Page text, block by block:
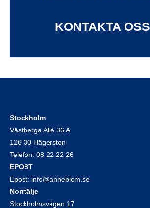
KONTAKTA OSS
Stockholm
Västberga Allé 36 A
126 30 Hägersten
Telefon: 08 22 22 26
EPOST
Epost: info@anneblom.se
Norrtälje
Stockholmsvägen 17